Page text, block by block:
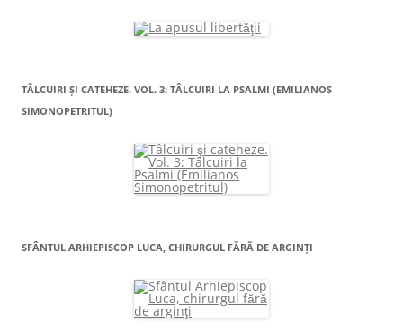
TÂLCUIRI ŞI CATEHEZE. VOL. 3: TÂLCUIRI LA PSALMI (EMILIANOS
SIMONOPETRITUL)
SFÂNTUL ARHIEPISCOP LUCA, CHIRURGUL FĂRĂ DE ARGINŢI